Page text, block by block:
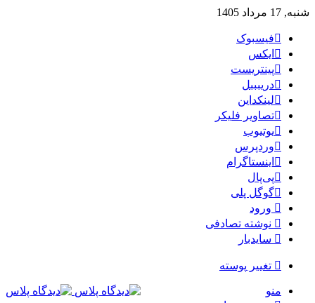
شنبه, 17 مرداد 1405
فیسبوک
ایکس
پینتریست
دریبببل
لینکداین
تصاویر فلیکر
یوتیوب
وردپرس
اینستاگرام
پی‌پال
گوگل پلی
ورود
نوشته تصادفی
سایدبار
تغییر پوسته
منو